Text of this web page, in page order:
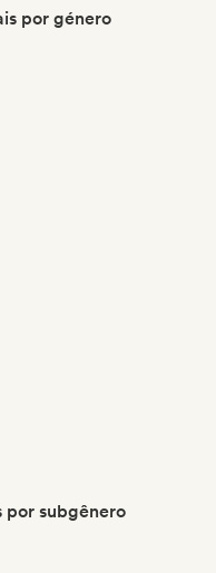
por género
por subgênero